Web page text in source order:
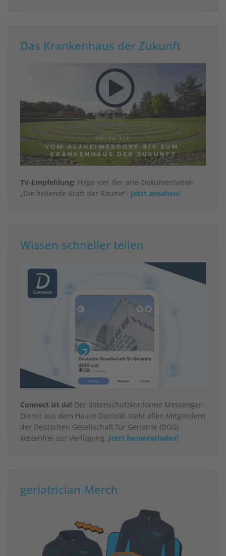
Das Krankenhaus der Zukunft
TV-Empfehlung: Folge vier der arte-Dokumentation
„Die heilende Kraft der Räume“. Jetzt ansehen!
Wissen schneller teilen
Connect ist da! Der datenschutzkonforme Messenger-
Dienst aus dem Hause Doctolib steht allen Mitgliedern
der Deutschen Gesellschaft für Geriatrie (DGG)
kostenfrei zur Verfügung. Jetzt herunterladen!
geriatrician-Merch